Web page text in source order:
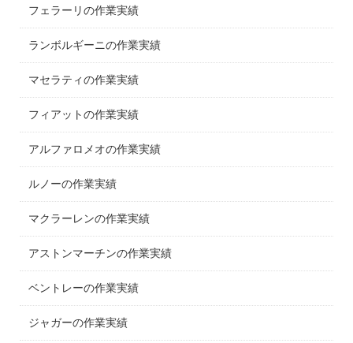
フェラーリの作業実績
ランボルギーニの作業実績
マセラティの作業実績
フィアットの作業実績
アルファロメオの作業実績
ルノーの作業実績
マクラーレンの作業実績
アストンマーチンの作業実績
ベントレーの作業実績
ジャガーの作業実績